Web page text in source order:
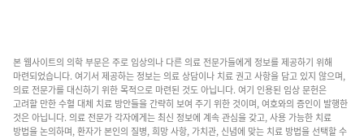
본 웹사이트의 의학 부문은 주로 임상의나 다른 의료 전문가들에게 정보를 제공하기 위해
마련되었습니다. 여기서 제공하는 정보는 의료 상담이나 치료 권고 사항을 담고 있지 않으며,
의료 전문가를 대신하기 위한 목적으로 마련된 것도 아닙니다. 여기 인용된 임상 문헌은
고려할 만한 수혈 대체 치료 방안들을 간략히 보여 주기 위한 것이며, 여호와의 증인이 발행한
것은 아닙니다. 의료 전문가 각자에게는 최신 정보에 계속 관심을 갖고, 사용 가능한 치료
방법을 논의하며, 환자가 본인의 질병, 희망 사항, 가치관, 신념에 맞는 치료 방법을 선택할 수